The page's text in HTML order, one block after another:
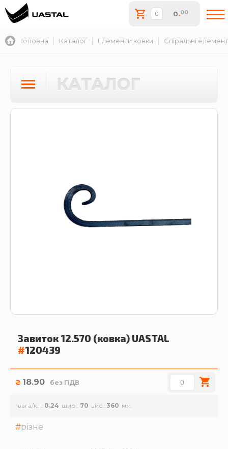
0.00
Головна Каталог Елементи ковки Спіральні
КАТАЛОГ
Завиток 12.570 (ковка) UASTAL
#120439
₴ 18.90 без ПДВ
вага/кг. 0.24 шир. 70 вис. 360
різне